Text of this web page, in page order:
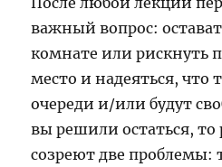
важный вопрос:
комнате или рискнуть
место и надеяться, что
очереди и/или будут
вы решили остаться, то
созреют две проблемы: